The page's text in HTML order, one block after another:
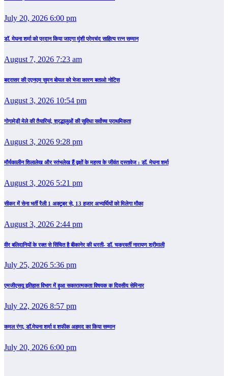
July 20, 2026 6:00 pm
डॉ. मेघना शर्मा को प्रदान किया जाएगा मुंशी प्रेमचंद साहित्य रत्न सम्‍मान
August 7, 2026 7:23 am
बदरासर की एएनएम सुमन बोयल को भेजा कारण बताओ नोटिस
August 3, 2026 10:54 pm
गोगामेड़ी मेले की तैयारियां, श्रद्धालुओं की सुविधा सर्वोच्च प्राथमिकता
August 3, 2026 9:28 pm
मौर्यकालीन शिलालेख और स्तंभलेख हैं वृक्षों के महत्त्व के जीवंत दस्तावेज : डॉ. मेघना शर्मा
August 3, 2026 5:21 pm
सीकर में सेना भर्ती रैली 1 अक्टूबर से, 13 हजार अभ्यर्थियों को मिलेगा मौका
August 3, 2026 2:44 pm
वीर बलिदानियों के रक्त से सिंचित है बीकानेर की धरती- डॉ. चक्रवर्ती नारायण श्रीमाली
July 25, 2026 5:36 pm
एमजीएसयू इतिहास विभाग में हुआ सकारात्मकता विषयक क दिवसीय सेमिनार
July 22, 2026 8:57 pm
कमल रंगा, डॉ.मेघना शर्मा व शफीक अहमद का किया सम्‍मान
July 20, 2026 6:00 pm